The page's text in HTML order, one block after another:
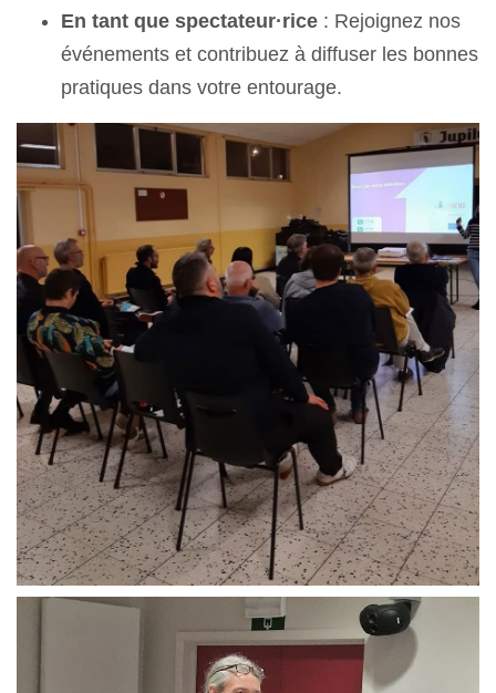
En tant que spectateur·rice : Rejoignez nos
événements et contribuez à diffuser les bonnes
pratiques dans votre entourage.